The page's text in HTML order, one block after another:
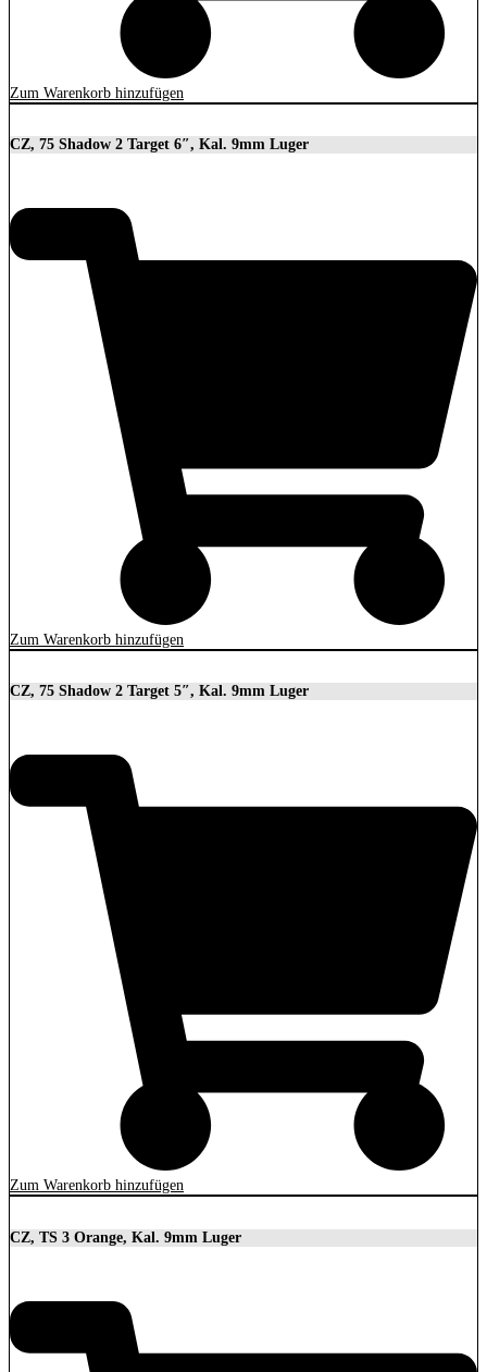
Zum Warenkorb hinzufügen
CZ, 75 Shadow 2 Target 6″, Kal. 9mm Luger
Zum Warenkorb hinzufügen
CZ, 75 Shadow 2 Target 5″, Kal. 9mm Luger
Zum Warenkorb hinzufügen
CZ, TS 3 Orange, Kal. 9mm Luger